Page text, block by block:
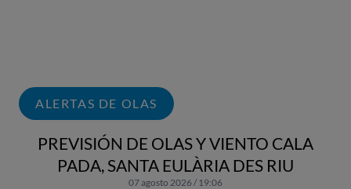
ALERTAS DE OLAS
PREVISIÓN DE OLAS Y VIENTO CALA
PADA, SANTA EULÀRIA DES RIU
07 agosto 2026 / 19:06